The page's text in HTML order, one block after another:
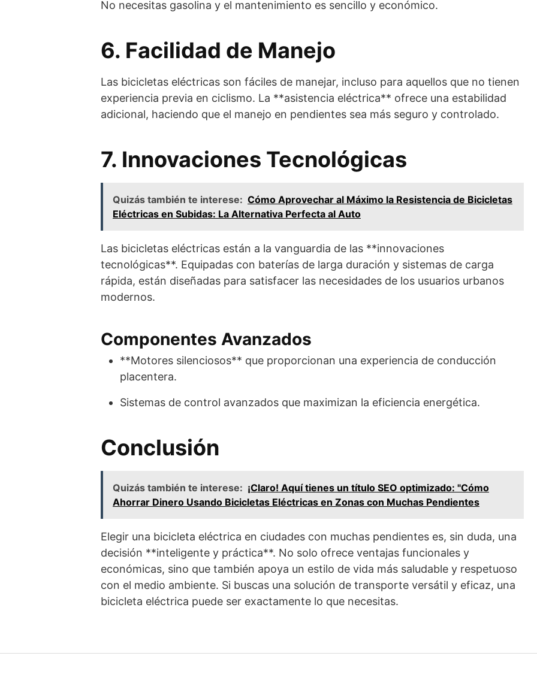
No necesitas gasolina y el mantenimiento es sencillo y económico.
6. Facilidad de Manejo
Las bicicletas eléctricas son fáciles de manejar, incluso para aquellos que no tienen
experiencia previa en ciclismo. La **asistencia eléctrica** ofrece una estabilidad
adicional, haciendo que el manejo en pendientes sea más seguro y controlado.
7. Innovaciones Tecnológicas
Quizás también te interese: Cómo Aprovechar al Máximo la Resistencia de Bicicletas
Eléctricas en Subidas: La Alternativa Perfecta al Auto
Las bicicletas eléctricas están a la vanguardia de las **innovaciones
tecnológicas**. Equipadas con baterías de larga duración y sistemas de carga
rápida, están diseñadas para satisfacer las necesidades de los usuarios urbanos
modernos.
Componentes Avanzados
**Motores silenciosos** que proporcionan una experiencia de conducción
placentera.
Sistemas de control avanzados que maximizan la eficiencia energética.
Conclusión
Quizás también te interese: ¡Claro! Aquí tienes un título SEO optimizado: "Cómo
Ahorrar Dinero Usando Bicicletas Eléctricas en Zonas con Muchas Pendientes
Elegir una bicicleta eléctrica en ciudades con muchas pendientes es, sin duda, una
decisión **inteligente y práctica**. No solo ofrece ventajas funcionales y
económicas, sino que también apoya un estilo de vida más saludable y respetuoso
con el medio ambiente. Si buscas una solución de transporte versátil y eficaz, una
bicicleta eléctrica puede ser exactamente lo que necesitas.